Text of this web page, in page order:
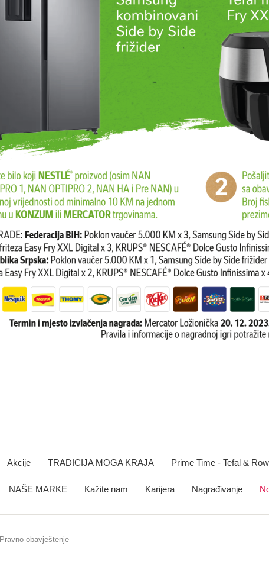
Akcije TRADICIJA MOGA KRAJA Prime Time - Tefal &
NAŠE MARKE Kažite nam Karijera Nagrađivanje
Pravno obavještenje